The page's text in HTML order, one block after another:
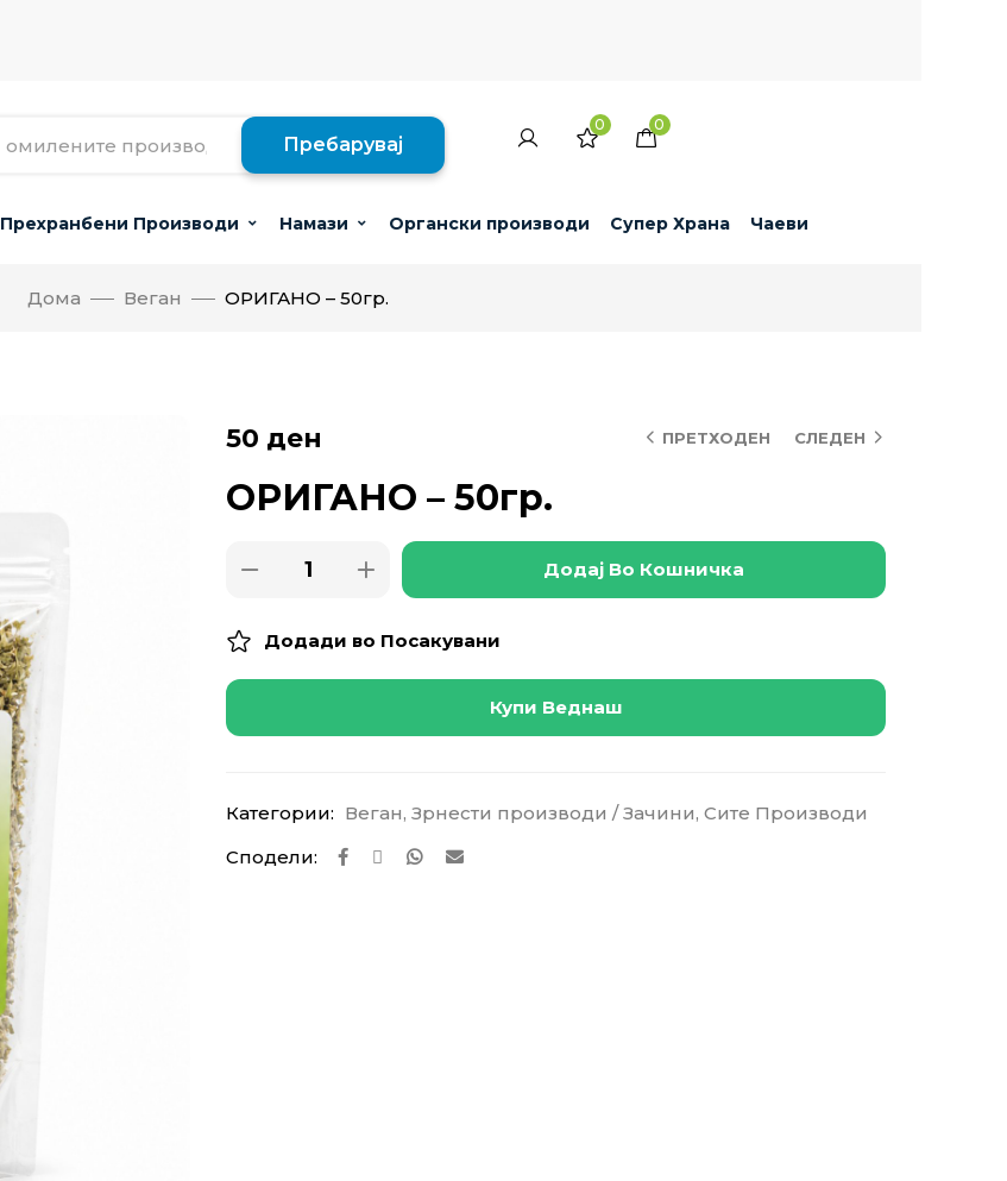
Пребарувај
0 0
Прехранбени Производи Намази Органски производи Супер Храна Чаеви
Дома Веган ОРИГАНО – 50гр.
ПРЕТХОДЕН СЛЕДЕН
50 ден
ОРИГАНО – 50гр.
Додај Во Кошничка
Додади во Посакувани
Купи Веднаш
Категории: Веган, Зрнести производи / Зачини, Сите Производи
Сподели: